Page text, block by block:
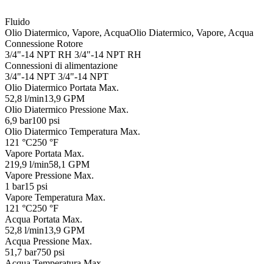
Fluido
Olio Diatermico, Vapore, AcquaOlio Diatermico, Vapore, Acqua
Connessione Rotore
3/4"-14 NPT RH 3/4"-14 NPT RH
Connessioni di alimentazione
3/4"-14 NPT 3/4"-14 NPT
Olio Diatermico Portata Max.
52,8 l/min13,9 GPM
Olio Diatermico Pressione Max.
6,9 bar100 psi
Olio Diatermico Temperatura Max.
121 °C250 °F
Vapore Portata Max.
219,9 l/min58,1 GPM
Vapore Pressione Max.
1 bar15 psi
Vapore Temperatura Max.
121 °C250 °F
Acqua Portata Max.
52,8 l/min13,9 GPM
Acqua Pressione Max.
51,7 bar750 psi